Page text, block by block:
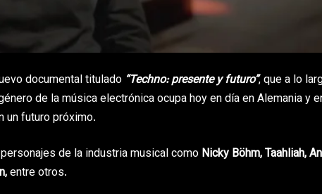
documental titulado “Techno: presente y futuro”, que a lo
de la música electrónica ocupa hoy en día en Alemania y
un futuro próximo.
de la industria musical como Nicky Böhm, Taahliah,
entre otros.